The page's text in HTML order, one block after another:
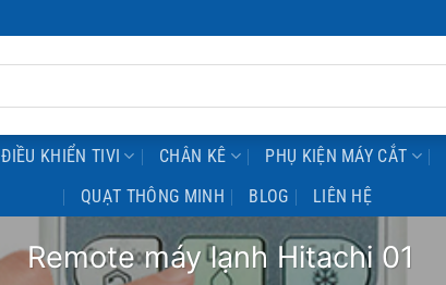
ĐIỀU KHIỂN TIVI CHÂN KÊ PHỤ KIỆN MÁY CẮT
QUẠT THÔNG MINH
BLOG LIÊN HỆ
Remote máy lạnh Hitachi 01